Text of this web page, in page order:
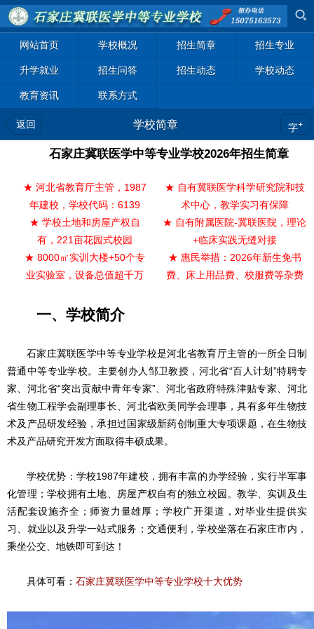
网站首页 学校概况 招生简章 招生专业
升学就业 招生问答 招生动态 学校动态
教育资讯 联系方式
返回 学校简章 字+
石家庄冀联医学中等专业学校2026年招生简章
★ 河北省教育厅主管，1987
年建校，学校代码：6139
★ 学校土地和房屋产权自
有，221亩花园式校园
★ 8000㎡实训大楼+50个专
业实验室，设备总值超千万
★ 自有冀联医学科学研究院和技
术中心，教学实习有保障
★ 自有附属医院-冀联医院，理论
+临床实践无缝对接
★ 惠民举措：2026年新生免书
费、床上用品费、校服费等杂费
一、学校简介
石家庄冀联医学中等专业学校是河北省教育厅主管的一所全日制
普通中等专业学校。主要创办人邹卫教授，河北省“百人计划”特聘专
家、河北省“突出贡献中青年专家”、河北省政府特殊津贴专家、河北
省生物工程学会副理事长、河北省欧美同学会理事，具有多年生物技
术及产品研发经验，承担过国家级新药创制重大专项课题，在生物技
术及产品研究开发方面取得丰硕成果。
学校优势：学校1987年建校，拥有丰富的办学经验，实行半军事
化管理；学校拥有土地、房屋产权自有的独立校园。教学、实训及生
活配套设施齐全；师资力量雄厚；学校广开渠道，对毕业生提供实
习、就业以及升学一站式服务；交通便利，学校坐落在石家庄市内，
乘坐公交、地铁即可到达！
具体可看： 石家庄冀联医学中等专业学校十大优势